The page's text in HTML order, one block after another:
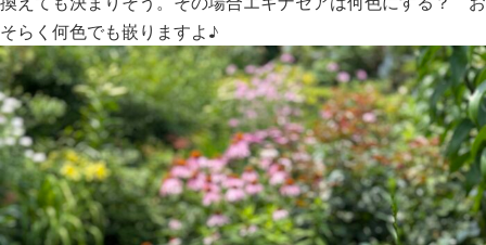
そらく何色でも嵌りますよ♪